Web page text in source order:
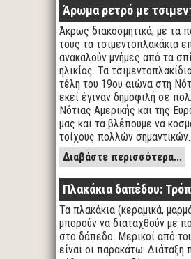
Άρωμα ρετρό με
Άκρως διακοσμητικά, με τα
τους τα τσιμεντοπλακάκια
ανακαλούν μνήμες από τα
ηλικίας. Τα
τέλη του 19ου αιώνα στη
εκεί έγιναν δημοφιλή σε
Νότιας Αμερικής και της
μας και τα βλέπουμε να
τοίχους πολλών
Διαβάστε περισσότερα...
Πλακάκια δαπέδου:
Τα πλακάκια (κεραμικά,
μπορούν να διαταχθούν με
στο δάπεδο. Μερικοί από
είναι οι παρακάτω: Διάταξη